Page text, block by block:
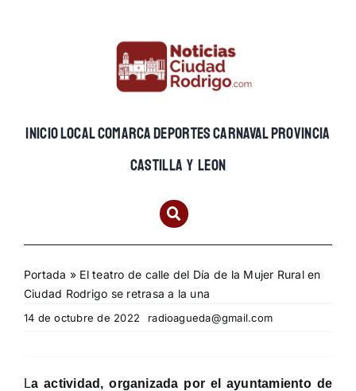
INICIOLOCALCOMARCADEPORTESCARNAVALPROVINCIA
CASTILLA Y LEON
Portada » El teatro de calle del Día de la Mujer Rural en
Ciudad Rodrigo se retrasa a la una
14 de octubre de 2022 radioagueda@gmail.com
La actividad, organizada por el ayuntamiento de